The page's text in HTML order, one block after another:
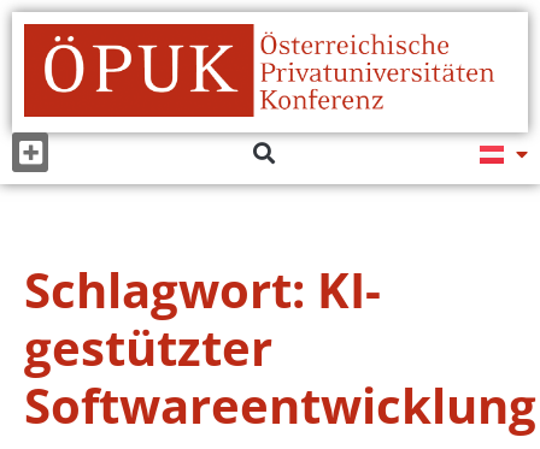
Schlagwort: KI-
gestützter
Softwareentwicklung